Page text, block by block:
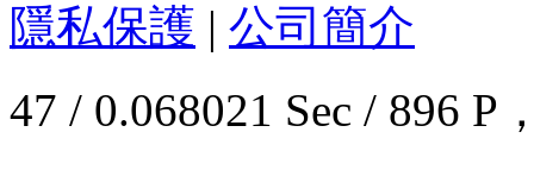
隱私保護 | 公司簡介
47 / 0.068021 Sec / 896